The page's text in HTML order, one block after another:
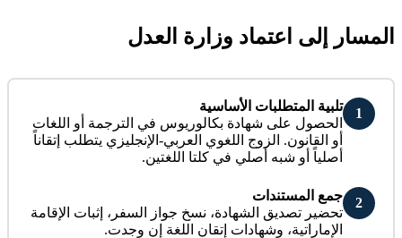
المسار إلى اعتماد وزارة العدل
1
تلبية المتطلبات الأساسية
الحصول على شهادة بكالوريوس في الترجمة أو اللغات
أو القانون. الزوج اللغوي العربي-الإنجليزي يتطلب إتقاناً
أصلياً أو شبه أصلي في كلتا اللغتين.
2
جمع المستندات
تحضير تصديق الشهادة، نسخ جواز السفر، إثبات الإقامة
الإماراتية، وشهادات إتقان اللغة إن وجدت.